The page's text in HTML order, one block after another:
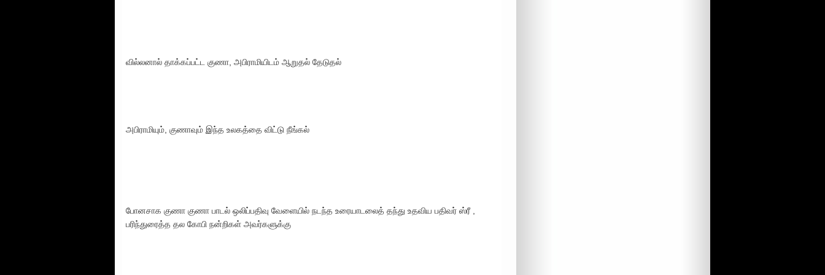
வில்லனால் தாக்கப்பட்ட குணா, அபிராமியிடம் ஆறுதல் தேடுதல்
அபிராமியும், குணாவும் இந்த உலகத்தை விட்டு நீங்கல்
போனசாக குணா குணா பாடல் ஒலிப்பதிவு வேளையில் நடந்த உரையாடலைத் தந்து உதவிய பதிவர் ஸ்ரீ ,
பரிந்துரைத்த தல கோபி நன்றிகள் அவர்களுக்கு